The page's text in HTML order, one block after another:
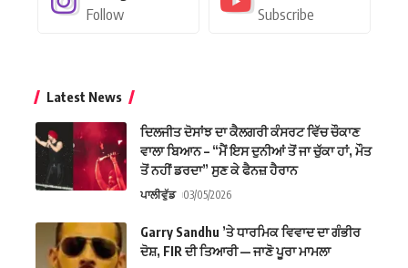
Follow Subscribe
Latest News
ਦਿਲਜੀਤ ਦੋਸਾਂਝ ਦਾ ਕੈਲਗਰੀ ਕੰਸਰਟ ਵਿੱਚ ਚੌਕਾਣ
ਵਾਲਾ ਬਿਆਨ – “ਮੈਂ ਇਸ ਦੁਨੀਆਂ ਤੋਂ ਜਾ ਚੁੱਕਾ ਹਾਂ, ਮੌਤ
ਤੋਂ ਨਹੀਂ ਡਰਦਾ” ਸੁਣ ਕੇ ਫੈਨਜ਼ ਹੈਰਾਨ
ਪਾਲੀਵੁੱਡ 03/05/2026
Garry Sandhu ’ਤੇ ਧਾਰਮਿਕ ਵਿਵਾਦ ਦਾ ਗੰਭੀਰ
ਦੋਸ਼, FIR ਦੀ ਤਿਆਰੀ — ਜਾਣੋ ਪੂਰਾ ਮਾਮਲਾ